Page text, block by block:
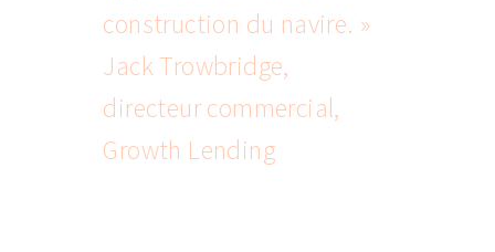
construction du navire. »
Jack Trowbridge,
directeur commercial,
Growth Lending